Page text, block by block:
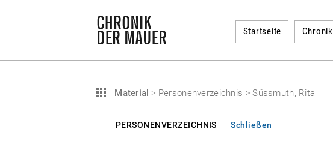
Startseite Chronik
Material > Personenverzeichnis > Süssmuth, Rita
PERSONENVERZEICHNIS Schließen